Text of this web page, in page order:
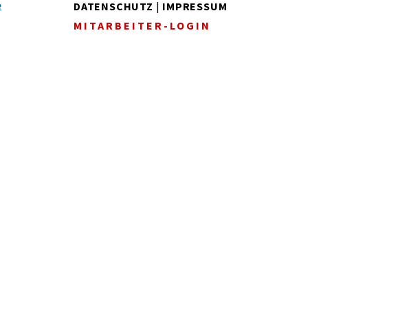
DATENSCHUTZ | IMPRESSUM
MITARBEITER-LOGIN